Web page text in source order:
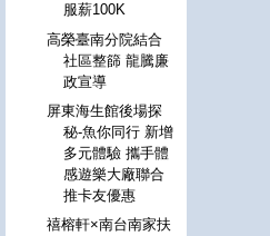
服薪100K
高榮臺南分院結合
社區整篩 龍騰廉
政宣導
屏東海生館後場探
秘-魚你同行 新增
多元體驗 攜手體
感遊樂大廠聯合
推卡友優惠
禧榕軒×南台南家扶